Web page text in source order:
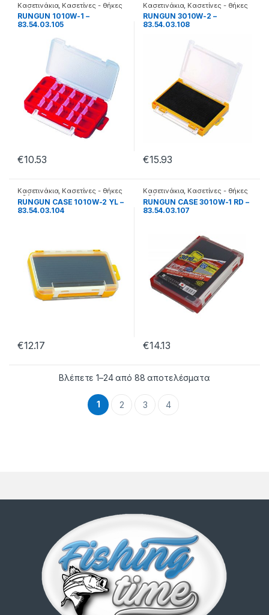
Κασετινάκια, Κασετίνες - θήκες
- βάσεις
RUNGUN 1010W-1 –
83.54.03.105
€10.53
Κασετινάκια, Κασετίνες - θήκες
- βάσεις
RUNGUN 3010W-2 –
83.54.03.108
€15.93
Κασετινάκια, Κασετίνες - θήκες
- βάσεις
RUNGUN CASE 1010W-2 YL –
83.54.03.104
€12.17
Κασετινάκια, Κασετίνες - θήκες
- βάσεις
RUNGUN CASE 3010W-1 RD –
83.54.03.107
€14.13
Βλέπετε 1–24 από 88 αποτελέσματα
1 2 3 4